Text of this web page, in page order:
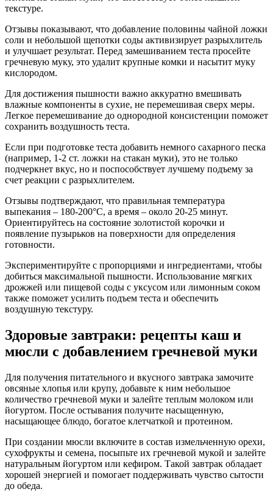
текстуре.
Отзывы показывают, что добавление половины чайной ложки
соли и небольшой щепотки соды активизирует разрыхлитель
и улучшает результат. Перед замешиванием теста просейте
гречневую муку, это удалит крупные комки и насытит муку
кислородом.
Для достижения пышности важно аккуратно вмешивать
влажные компоненты в сухие, не перемешивая сверх меры.
Легкое перемешивание до однородной консистенции поможет
сохранить воздушность теста.
Если при подготовке теста добавить немного сахарного песка
(например, 1-2 ст. ложки на стакан муки), это не только
подчеркнет вкус, но и поспособствует лучшему подъему за
счет реакции с разрыхлителем.
Отзывы подтверждают, что правильная температура
выпекания – 180-200°С, а время – около 20-25 минут.
Ориентируйтесь на состояние золотистой корочки и
появление пузырьков на поверхности для определения
готовности.
Экспериментируйте с пропорциями и ингредиентами, чтобы
добиться максимальной пышности. Использование мягких
дрожжей или пищевой соды с уксусом или лимонным соком
также поможет усилить подъем теста и обеспечить
воздушную текстуру.
Здоровые завтраки: рецепты каш и
мюсли с добавлением гречневой муки
Для получения питательного и вкусного завтрака замочите
овсяные хлопья или крупу, добавьте к ним небольшое
количество гречневой муки и залейте теплым молоком или
йогуртом. После остывания получите насыщенную,
насыщающее блюдо, богатое клетчаткой и протеином.
При создании мюсли включите в состав измельченную орехи,
сухофрукты и семена, посыпьте их гречневой мукой и залейте
натуральным йогуртом или кефиром. Такой завтрак обладает
хорошей энергией и помогает поддерживать чувство сытости
до обеда.